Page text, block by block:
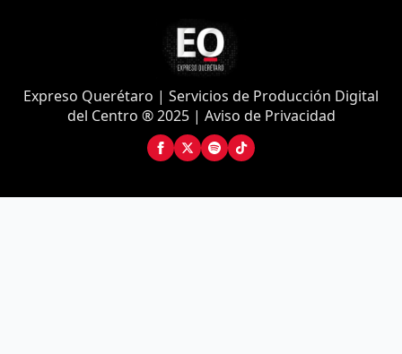
Expreso Querétaro | Servicios de Producción Digital
del Centro ® 2025 | Aviso de Privacidad